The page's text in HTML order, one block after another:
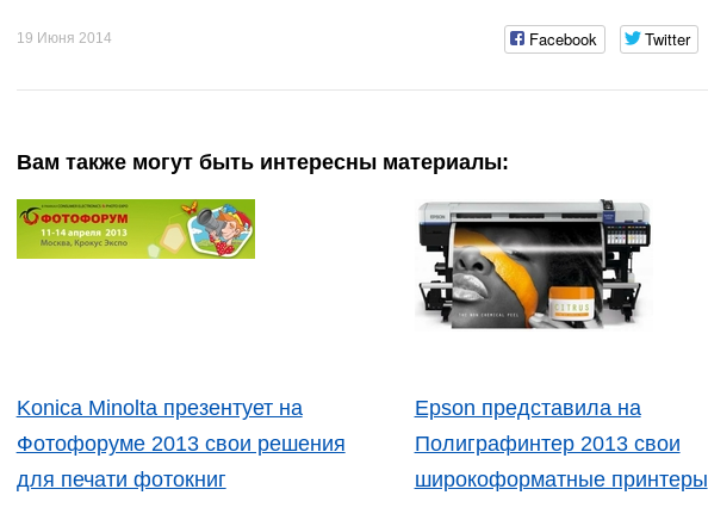
19 Июня 2014 Facebook Twitter
Вам также могут быть интересны материалы:
Konica Minolta презентует на
Фотофоруме 2013 свои решения
для печати фотокниг
Epson представила на
Полиграфинтер 2013 свои
широкоформатные принтеры